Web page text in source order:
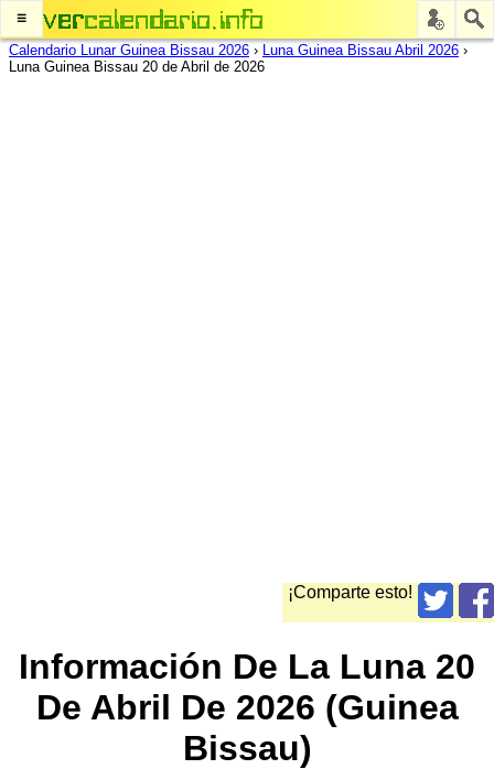
≡
Calendario Lunar Guinea Bissau 2026 › Luna Guinea Bissau Abril 2026 ›
Luna Guinea Bissau 20 de Abril de 2026
¡Comparte esto!
Información De La Luna 20
De Abril De 2026 (Guinea
Bissau)